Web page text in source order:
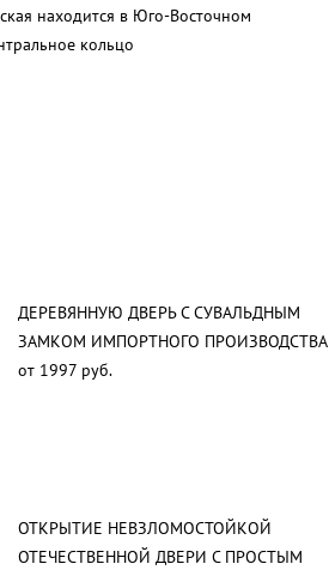
находится в Юго-Восточном
кольцо
ДЕРЕВЯННУЮ ДВЕРЬ С СУВАЛЬДНЫМ
ЗАМКОМ ИМПОРТНОГО ПРОИЗВОДСТВА
от 1997 руб.
ОТКРЫТИЕ НЕВЗЛОМОСТОЙКОЙ
ОТЕЧЕСТВЕННОЙ ДВЕРИ С ПРОСТЫМ